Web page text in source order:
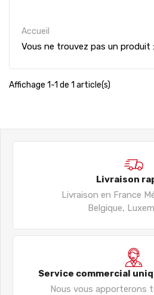
Accueil
Vous ne trouvez pas un
Affichage 1-1 de 1 article(s)
Livraison
Livraison en France
Belgique,
Service commercial
Nous vous apporterons